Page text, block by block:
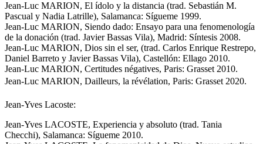
Jean-Luc MARION, El ídolo y la distancia (trad. Sebastián M.
Pascual y Nadia Latrille), Salamanca: Sígueme 1999.
Jean-Luc MARION, Siendo dado: Ensayo para una fenomenología
de la donación (trad. Javier Bassas Vila), Madrid: Síntesis 2008.
Jean-Luc MARION, Dios sin el ser, (trad. Carlos Enrique Restrepo,
Daniel Barreto y Javier Bassas Vila), Castellón: Ellago 2010.
Jean-Luc MARION, Certitudes négatives, Paris: Grasset 2010.
Jean-Luc MARION, Dailleurs, la révélation, Paris: Grasset 2020.
Jean-Yves Lacoste:
Jean-Yves LACOSTE, Experiencia y absoluto (trad. Tania
Checchi), Salamanca: Sígueme 2010.